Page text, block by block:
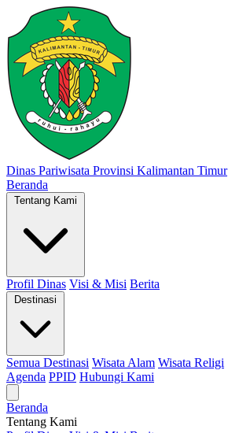
Dinas Pariwisata Provinsi Kalimantan Timur
Beranda
Tentang Kami
Profil Dinas Visi & Misi Berita
Destinasi
Semua Destinasi Wisata Alam Wisata Religi
Agenda PPID Hubungi Kami
Beranda
Tentang Kami